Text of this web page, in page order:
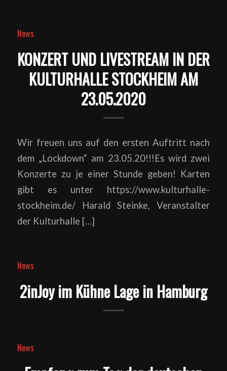
News
KONZERT UND LIVESTREAM IN DER
KULTURHALLE STOCKHEIM AM
23.05.2020
Wir freuen uns auf den ersten Auftritt nach
dem „Lockdown“ am 23.05.20!!!Es wird zwei
Konzerte zu je einer Stunde geben! Karten
gibt es unter https://www.kulturhalle-
stockheim.de/ Harald Steinke, Veranstalter
der Kulturhalle […]
News
2inJoy im Kühne Lage in Hamburg
News